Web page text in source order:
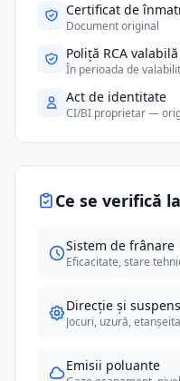
Certificat de
Document original
Poliță RCA valabilă
În perioada de
Act de identitate
CI/BI proprietar —
Ce se verifică
Sistem de frânare
Eficacitate, stare
Direcție și
Jocuri, uzură,
Emisii poluante